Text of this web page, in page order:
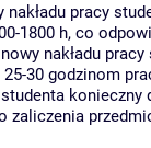
pracy
1800 h, co
nakładu
30 godzinom
zaliczenia